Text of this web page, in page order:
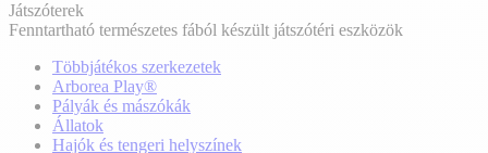
Játszóterek
Fenntartható természetes fából készült játszótéri eszközök
Többjátékos szerkezetek
Arborea Play®
Pályák és mászókák
Állatok
Hajók és tengeri helyszínek